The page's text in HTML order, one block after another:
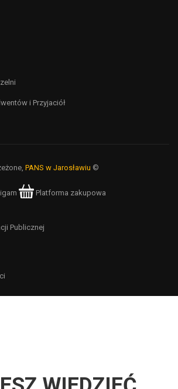
i Przyjaciół
PANS w Jarosławiu ©
Platforma zakupowa
Publicznej